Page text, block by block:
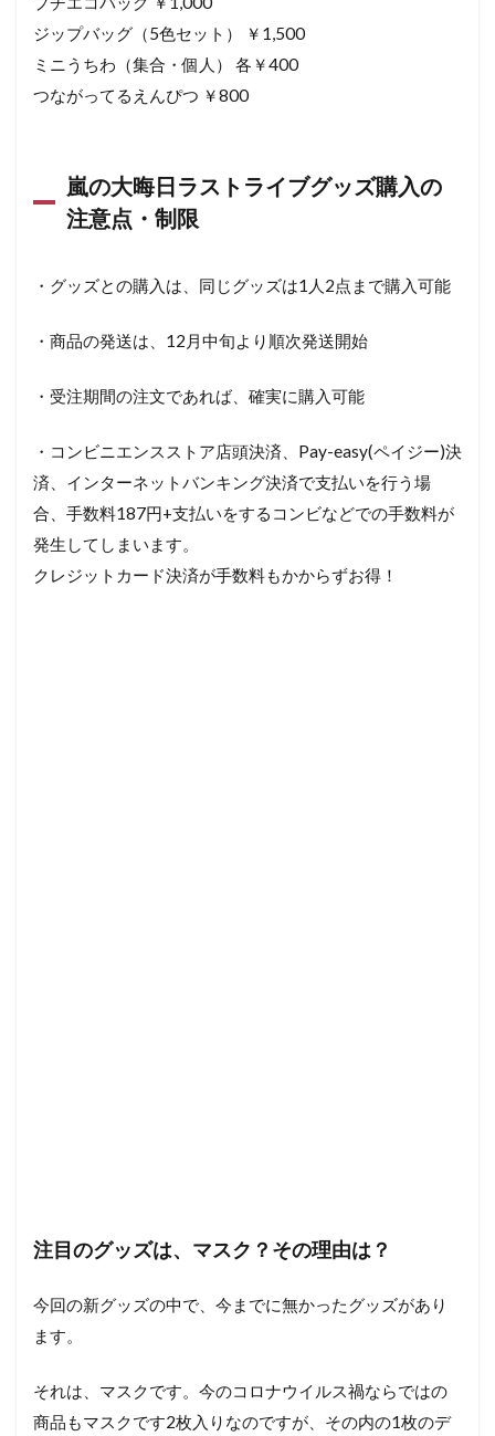
ジップバッグ（5色セット） ￥1,500
ミニうちわ（集合・個人） 各￥400
つながってるえんぴつ ￥800
嵐の大晦日ラストライブグッズ購入の
注意点・制限
・グッズとの購入は、同じグッズは1人2点まで購入可能
・商品の発送は、12月中旬より順次発送開始
・受注期間の注文であれば、確実に購入可能
・コンビニエンスストア店頭決済、Pay-easy(ペイジー)決
済、インターネットバンキング決済で支払いを行う場
合、手数料187円+支払いをするコンビなどでの手数料が
発生してしまいます。
クレジットカード決済が手数料もかからずお得！
注目のグッズは、マスク？その理由は？
今回の新グッズの中で、今までに無かったグッズがあり
ます。
それは、マスクです。今のコロナウイルス禍ならではの
商品もマスクです2枚入りなのですが、その内の1枚のデ